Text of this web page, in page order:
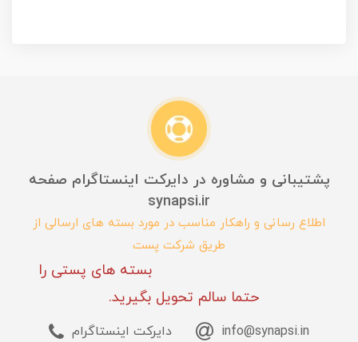
پشتیبانی و مشاوره در دایرکت اینستاگرام صفحه
synapsi.ir
اطلاع رسانی و راهکار مناسب در مورد بسته های ارسالی از
طریق شرکت پست
بسته های پستی را
حتما سالم تحویل بگیرید.
info@synapsi.in دایرکت اینستاگرام